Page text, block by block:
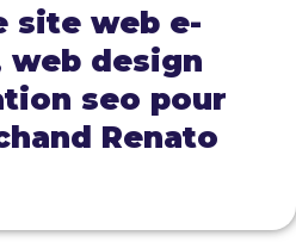
site web e-
web design
seo pour
Renato